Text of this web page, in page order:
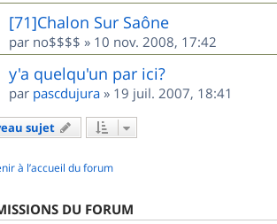
[71]Chalon Sur Saône
par no$$$$ » 10 nov. 2008, 17:42
y'a quelqu'un par ici?
par pascdujura » 19 juil. 2007, 18:41
sujet
à l’accueil du forum
DU FORUM